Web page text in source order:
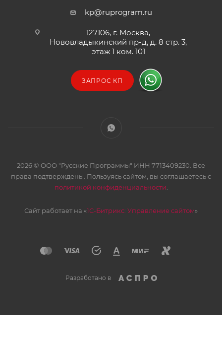
kp@ruprogram.ru
127106, г. Москва,
Нововладыкинский пр-д, д. 8 стр. 3,
этаж 1 ком. 101
ЗАПРОС КП
2026 © ООО "Русские Программы" ИНН 7713409230. Все
права подтверждены. Пользуясь сайтом, вы соглашаетесь с
политикой конфиденциальности
Сайт работает на «1С-Битрикс: Управление сайтом»
Разработано в